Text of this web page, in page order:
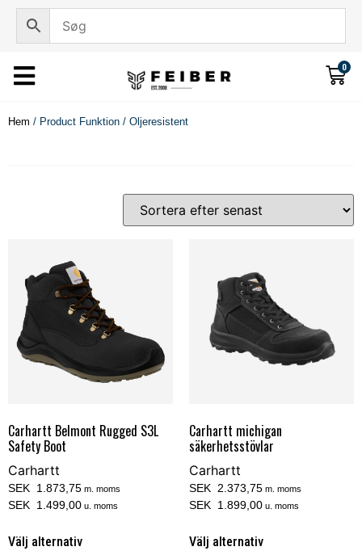
0
Hem / Product Funktion / Oljeresistent
Carhartt Belmont Rugged S3L
Safety Boot
Carhartt
SEK 1.873,75 m. moms
SEK 1.499,00 u. moms
Välj alternativ
Carhartt michigan
säkerhetsstövlar
Carhartt
SEK 2.373,75 m. moms
SEK 1.899,00 u. moms
Välj alternativ